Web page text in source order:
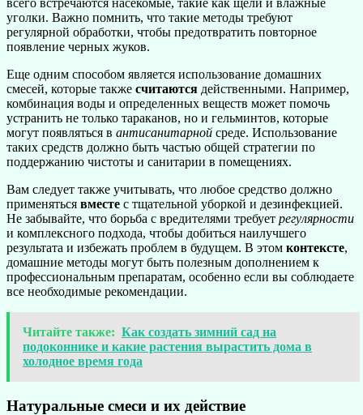
всего встречаются насекомые, такие как щели и влажные
уголки. Важно помнить, что такие методы требуют
регулярной обработки, чтобы предотвратить повторное
появление черных жуков.
Еще одним способом является использование домашних
смесей, которые также считаются действенными. Например,
комбинация воды и определенных веществ может помочь
устранить не только тараканов, но и гельминтов, которые
могут появляться в антисанитарной среде. Использование
таких средств должно быть частью общей стратегии по
поддержанию чистоты и санитарии в помещениях.
Вам следует также учитывать, что любое средство должно
применяться вместе с тщательной уборкой и дезинфекцией.
Не забывайте, что борьба с вредителями требует регулярности
и комплексного подхода, чтобы добиться наилучшего
результата и избежать проблем в будущем. В этом контексте,
домашние методы могут быть полезным дополнением к
профессиональным препаратам, особенно если вы соблюдаете
все необходимые рекомендации.
Читайте также: Как создать зимний сад на
подоконнике и какие растения вырастить дома в
холодное время года
Натуральные смеси и их действие